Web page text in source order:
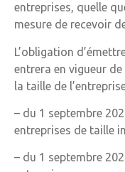
entreprises, quelle
mesure de recevoir
L’obligation
entrera en vigueur
la taille de
– du 1 septembre
entreprises de taille
– du 1 septembre